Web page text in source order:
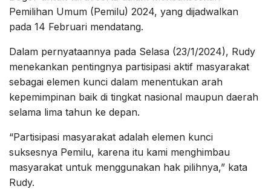
Pemilihan Umum (Pemilu) 2024, yang dijadwalkan
pada 14 Februari mendatang.
Dalam pernyataannya pada Selasa (23/1/2024), Rudy
menekankan pentingnya partisipasi aktif masyarakat
sebagai elemen kunci dalam menentukan arah
kepemimpinan baik di tingkat nasional maupun daerah
selama lima tahun ke depan.
“Partisipasi masyarakat adalah elemen kunci
suksesnya Pemilu, karena itu kami menghimbau
masyarakat untuk menggunakan hak pilihnya,” kata
Rudy.